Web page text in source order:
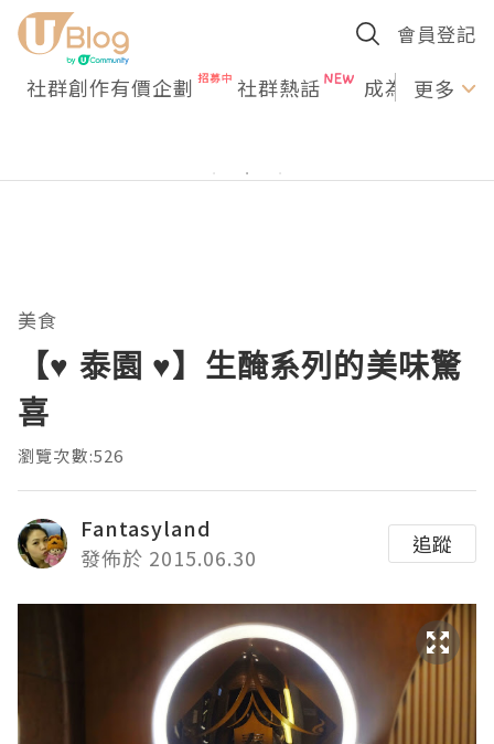
會員登記
社群創作有價企劃 社群熱話 成為U更多
美食
【♥ 泰園 ♥】生醃系列的美味驚
喜
瀏覽次數:526
Fantasyland
發佈於 2015.06.30
追蹤